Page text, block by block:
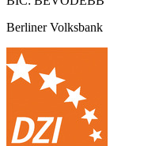
Berliner Volksbank